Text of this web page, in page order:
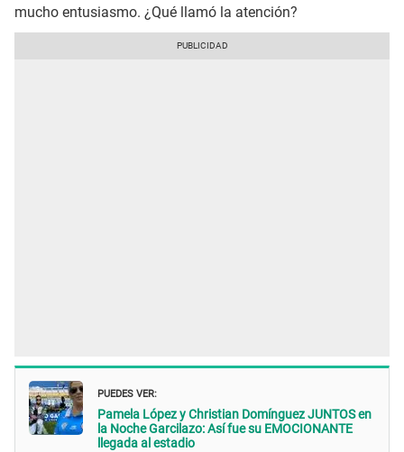
mucho entusiasmo. ¿Qué llamó la atención?
PUEDES VER:
Pamela López y Christian Domínguez JUNTOS en
la Noche Garcilazo: Así fue su EMOCIONANTE
llegada al estadio